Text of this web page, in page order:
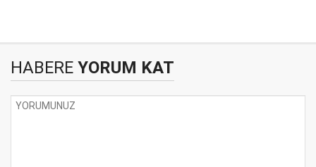
HABERE YORUM KAT